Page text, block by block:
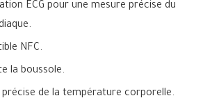
ECG pour une mesure précise du
NFC.
la boussole.
précise de la température corporelle.